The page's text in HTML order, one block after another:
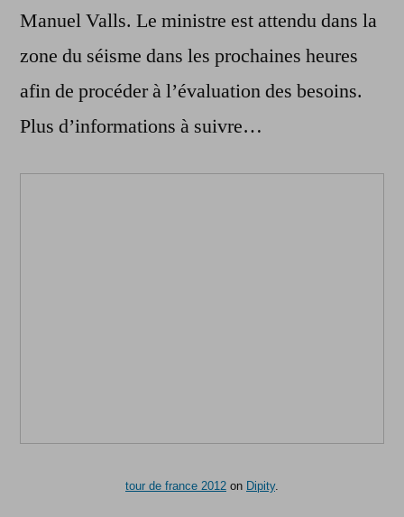
Manuel Valls. Le ministre est attendu dans la
zone du séisme dans les prochaines heures
afin de procéder à l’évaluation des besoins.
Plus d’informations à suivre…
tour de france 2012 on Dipity.